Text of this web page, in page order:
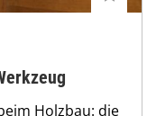
Holzbau: die